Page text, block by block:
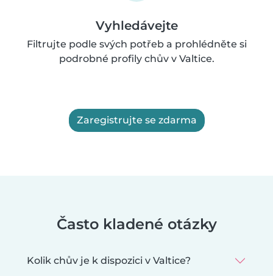
Vyhledávejte
Filtrujte podle svých potřeb a prohlédněte si
podrobné profily chův v Valtice.
Zaregistrujte se zdarma
Často kladené otázky
Kolik chův je k dispozici v Valtice?